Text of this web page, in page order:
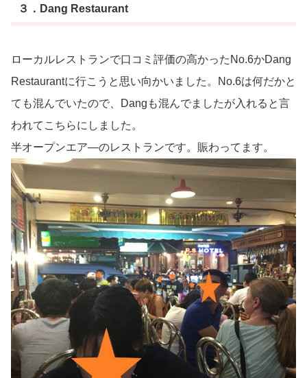
３．Dang Restaurant
ローカルレストランで口コミ評価の高かったNo.6かDang
Restaurantに行こうと思い向かいました。No.6は何だかと
ても混んでいたので、Dangも混んでましたが入れると言
われてこちらにしました。
半オープンエア―のレストランです。賑わってます。